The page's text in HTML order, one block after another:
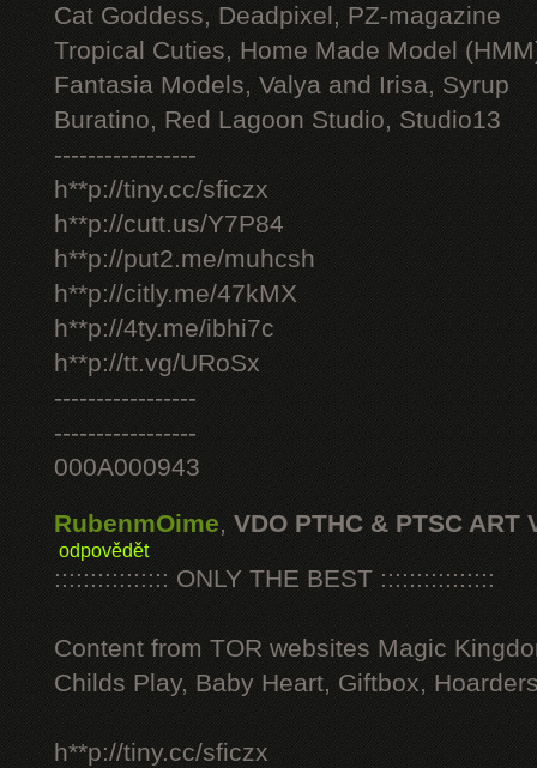
Cat Goddess, Deadpixel, PZ-magazine
Tropical Cuties, Home Made Model
Fantasia Models, Valya and Irisa, Syrup
Buratino, Red Lagoon Studio, Studio13
-----------------
h**p://tiny.cc/sficzx
h**p://cutt.us/Y7P84
h**p://put2.me/muhcsh
h**p://citly.me/47kMX
h**p://4ty.me/ibhi7c
h**p://tt.vg/URoSx
-----------------
-----------------
000A000943
RubenmOime, VDO PTHC & PTSC ART
odpovědět
:::::::::::::::: ONLY THE BEST ::::::::::::::::
Content from TOR websites Magic
Childs Play, Baby Heart, Giftbox,
h**p://tiny.cc/sficzx